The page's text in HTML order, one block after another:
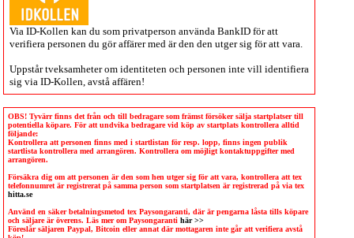
Via ID-Kollen kan du som privatperson använda BankID för att
verifiera personen du gör affärer med är den den utger sig för att vara.
Uppstår tveksamheter om identiteten och personen inte vill identifiera
sig via ID-Kollen , avstå affären!
OBS! Tyvärr finns det från och till bedragare som främst försöker sälja startplatser till
potentiella köpare. För att undvika bedragare vid köp av startplats kontrollera alltid
följande:
Kontrollera att personen finns med i startlistan för resp. lopp, finns ingen publik
startlista kontrollera med arrangören. Kontrollera om möjligt kontaktuppgifter med
arrangören.
Försäkra dig om att personen är den som hen utger sig för att vara, kontrollera att tex
telefonnumret är registrerat på samma person som startplatsen är registrerad på via tex
hitta.se
Använd en säker betalningsmetod tex Paysongaranti, där är pengarna låsta tills köpare
och säljare är överens. Läs mer om Paysongaranti här >>
Föreslår säljaren Paypal, Bitcoin eller annat där mottagaren inte går att verifiera avstå